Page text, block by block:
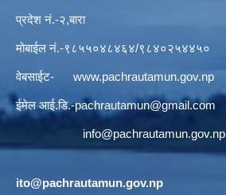
प्रदेश नं.-२,बारा
मोबाईल नं.-९८५५०४८४६४/९८४०२५४४५०
वेबसाईट- www.pachrautamun.gov.np
ईमेल आई.डि.-pachrautamun@gmail.com
info@pachrautamun.gov.np
ito@pachrautamun.gov.np